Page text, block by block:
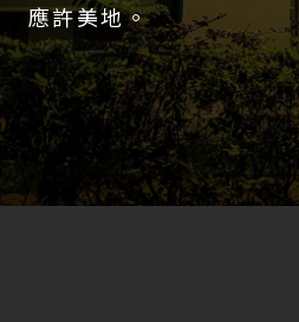
應許美地。